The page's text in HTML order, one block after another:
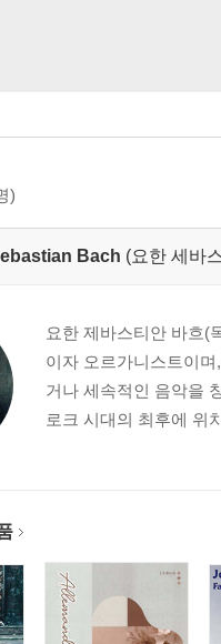
)
Bach (요한 세바
요한 제바스티안 바흐(
이자 오르가니스트이
거나 세속적인 음악을
로크 시대의 최후에 위